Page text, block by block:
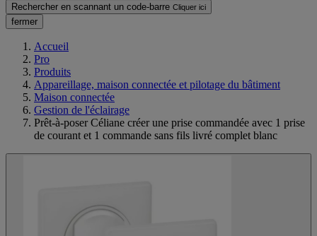
Rechercher en scannant un code-barre Cliquer ici
fermer
Accueil
Pro
Produits
Appareillage, maison connectée et pilotage du bâtiment
Maison connectée
Gestion de l'éclairage
Prêt-à-poser Céliane créer une prise commandée avec 1 prise
de courant et 1 commande sans fils livré complet blanc